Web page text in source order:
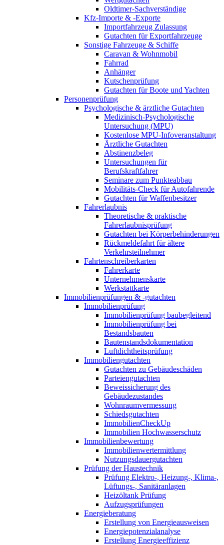
Oldtimer-Sachverständige
Kfz-Importe & -Exporte
Importfahrzeug Zulassung
Gutachten für Exportfahrzeuge
Sonstige Fahrzeuge & Schiffe
Caravan & Wohnmobil
Fahrrad
Anhänger
Kutschenprüfung
Gutachten für Boote und Yachten
Personenprüfung
Psychologische & ärztliche Gutachten
Medizinisch-Psychologische
Untersuchung (MPU)
Kostenlose MPU-Infoveranstaltung
Ärztliche Gutachten
Abstinenzbeleg
Untersuchungen für
Berufskraftfahrer
Seminare zum Punkteabbau
Mobilitäts-Check für Autofahrende
Gutachten für Waffenbesitzer
Fahrerlaubnis
Theoretische & praktische
Fahrerlaubnisprüfung
Gutachten bei Körperbehinderungen
Rückmeldefahrt für ältere
Verkehrsteilnehmer
Fahrtenschreiberkarten
Fahrerkarte
Unternehmenskarte
Werkstattkarte
Immobilienprüfungen & -gutachten
Immobilienprüfung
Immobilienprüfung baubegleitend
Immobilienprüfung bei
Bestandsbauten
Bautenstandsdokumentation
Luftdichtheitsprüfung
Immobiliengutachten
Gutachten zu Gebäudeschäden
Parteiengutachten
Beweissicherung des
Gebäudezustandes
Wohnraumvermessung
Schiedsgutachten
ImmobilienCheckUp
Immobilien Hochwasserschutz
Immobilienbewertung
Immobilienwertermittlung
Nutzungsdauergutachten
Prüfung der Haustechnik
Prüfung Elektro-, Heizung-, Klima-,
Lüftungs-, Sanitäranlagen
Heizöltank Prüfung
Aufzugsprüfungen
Energieberatung
Erstellung von Energieausweisen
Energiepotenzialanalyse
Erstellung Energieeffizienz